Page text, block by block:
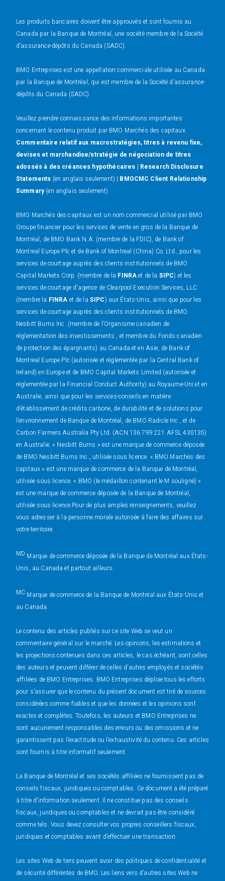
Les produits bancaires doivent être approuvés et sont fournis au
Canada par la Banque de Montréal, une société membre de la Société
d’assurance-dépôts du Canada (SADC).
BMO Entreprises est une appellation commerciale utilisée au Canada
par la Banque de Montréal, qui est membre de la Société d’assurance-
dépôts du Canada (SADC).
Veuillez prendre connaissance des informations importantes
concernant le contenu produit par BMO Marchés des capitaux.
Commentaire relatif aux macrostratégies, titres à revenu fixe,
devises et marchandise/stratégie de négociation de titres
adossés à des créances hypothécaires | Research Disclosure
Statements (en anglais seulement) | BMOCMC Client Relationship
Summary(en anglais seulement)
BMO Marchés des capitaux est un nom commercial utilisé par BMO
Groupe financier pour les services de vente en gros de la Banque de
Montréal, de BMO Bank N.A. (membre de la FDIC), de Bank of
Montreal Europe Plc et de Bank of Montreal (China) Co. Ltd., pour les
services de courtage auprès des clients institutionnels de BMO
Capital Markets Corp. (membre de la FINRAet de la SIPC) et les
services de courtage d'agence de Clearpool Execution Services, LLC
(membre la FINRA et de la SIPC) aux États-Unis, ainsi que pour les
services de courtage auprès des clients institutionnels de BMO
Nesbitt Burns Inc. (membre de l’Organisme canadien de
réglementation des investissements , et membre du Fonds canadien
de protection des épargnants) au Canada et en Asie, de Bank of
Montreal Europe Plc (autorisée et réglementée par la Central Bank of
Ireland) en Europe et de BMO Capital Markets Limited (autorisée et
réglementée par la Financial Conduct Authority) au Royaume-Uni et en
Australie, ainsi que pour les services-conseils en matière
d’établissement de crédits carbone, de durabilité et de solutions pour
l’environnement de Banque de Montréal, de BMO Radicle Inc., et de
Carbon Farmers Australia Pty Ltd. (ACN 136 799 221 AFSL 430135)
en Australie. « Nesbitt Burns » est une marque de commerce déposée
de BMO Nesbitt Burns Inc., utilisée sous licence. « BMO Marchés des
capitaux » est une marque de commerce de la Banque de Montréal,
utilisée sous licence. « BMO (le médaillon contenant le M souligné) »
est une marque de commerce déposée de la Banque de Montréal,
utilisée sous licence.Pour de plus amples renseignements, veuillez
vous adresser à la personne morale autorisée à faire des affaires sur
votre territoire.
MD Marque de commerce déposée de la Banque de Montréal aux États-
Unis, au Canada et partout ailleurs.
MC Marque de commerce de la Banque de Montréal aux États-Unis et
au Canada.
Le contenu des articles publiés sur ce site Web se veut un
commentaire général sur le marché. Les opinions, les estimations et
les projections contenues dans ces articles, le cas échéant, sont celles
des auteurs et peuvent différer de celles d’autres employés et sociétés
affiliées de BMO Entreprises. BMO Entreprises déploie tous les efforts
pour s’assurer que le contenu du présent document est tiré de sources
considérées comme fiables et que les données et les opinions sont
exactes et complètes. Toutefois, les auteurs et BMO Entreprises ne
sont aucunement responsables des erreurs ou des omissions et ne
garantissent pas l’exactitude ou l’exhaustivité du contenu. Ces articles
sont fournis à titre informatif seulement.
La Banque de Montréal et ses sociétés affiliées ne fournissent pas de
conseils fiscaux, juridiques ou comptables. Ce document a été préparé
à titre d’information seulement. Il ne constitue pas des conseils
fiscaux, juridiques ou comptables et ne devrait pas être considéré
comme tels. Vous devez consulter vos propres conseillers fiscaux,
juridiques et comptables avant d’effectuer une transaction.
Les sites Web de tiers peuvent avoir des politiques de confidentialité et
de sécurité différentes de BMO. Les liens vers d’autres sites Web ne